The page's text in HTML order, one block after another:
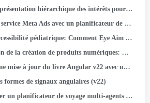
des intérêts pour l'optimisation approfondie de l'entonnoir des méta-annonces
Meta Ads avec un planificateur de noyau open source
Comment Eye Aim Arena exploite l'écosystème Google WebAI- LiteRT.js
Comment j'ai construit un livre d'activités pour enfants de 55 labyrinthes en quelques minutes en utilisant…
du livre Angular v22 avec une équipe d'agents IA. Voici le système
formes de signaux angulaires (v22)
de voyage multi-agents avec Google ADK